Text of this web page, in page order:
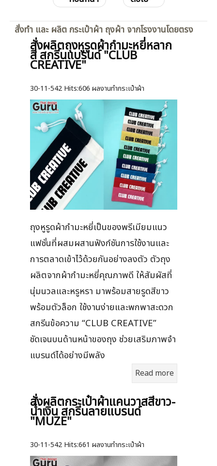
สั่งทำ และ ผลิต กระเป๋าผ้า ถุงผ้า จากโรงงานโดยตรง
สั่งผลิตถุงหูรูดผ้ากำมะหยี่หลาก
สี สกรีนแบรนด์ "CLUB
CREATIVE"
30-11-542 Hits:606 ผลงานทำกระเป๋าผ้า
ถุงหูรูดผ้ากำมะหยี่เป็นของพรีเมียมแนว
แฟชั่นที่ผสมผสานฟังก์ชันการใช้งานและ
การตลาดเข้าไว้ด้วยกันอย่างลงตัว ตัวถุง
ผลิตจากผ้ากำมะหยี่คุณภาพดี ให้สัมผัสที่
นุ่มนวลและหรูหรา มาพร้อมสายรูดสีขาว
พร้อมตัวล็อก ใช้งานง่ายและพกพาสะดวก
สกรีนข้อความ “CLUB CREATIVE”
ชัดเจนบนด้านหน้าของถุง ช่วยเสริมภาพจำ
แบรนด์ได้อย่างมีพลัง
Read more
สั่งผลิตกระเป๋าผ้าแคนวาสสีขาว-
น้ำเงิน สกรีนลายแบรนด์
"MUZE"
30-11-542 Hits:661 ผลงานทำกระเป๋าผ้า